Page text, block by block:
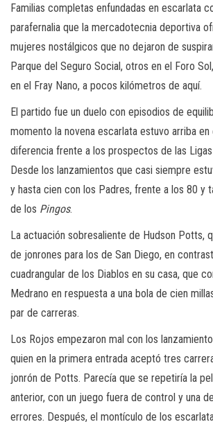
Familias completas enfundadas en escarlata
parafernalia que la mercadotecnia deportiva
mujeres nostálgicos que no dejaron de
Parque del Seguro Social, otros en el Foro
en el Fray Nano, a pocos kilómetros de aquí.
El partido fue un duelo con episodios de
momento la novena escarlata estuvo arriba en
diferencia frente a los prospectos de las
Desde los lanzamientos que casi siempre
y hasta cien con los Padres, frente a los 80 y
de los Pingos.
La actuación sobresaliente de Hudson Potts,
de jonrones para los de San Diego, en
cuadrangular de los Diablos en su casa, que
Medrano en respuesta a una bola de cien
par de carreras.
Los Rojos empezaron mal con los
quien en la primera entrada aceptó tres
jonrón de Potts. Parecía que se repetiría la
anterior, con un juego fuera de control y una
errores. Después, el montículo de los